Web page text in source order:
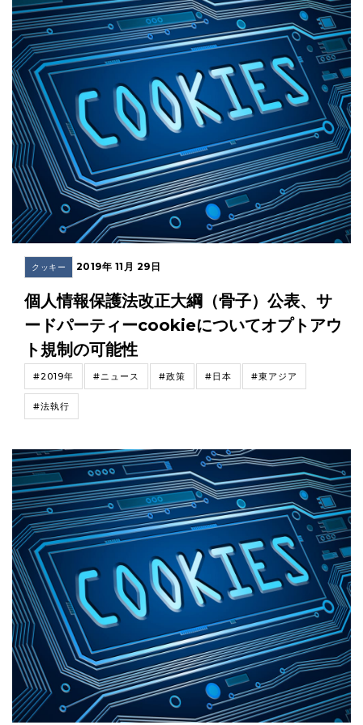
クッキー 2019年 11月 29日
個人情報保護法改正大綱（骨子）公表、サ
ードパーティーcookieについてオプトアウ
ト規制の可能性
#2019年 #ニュース #政策 #日本 #東アジア
#法執行